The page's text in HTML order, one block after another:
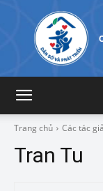
Trang chủ Các tác giả
Tran Tu